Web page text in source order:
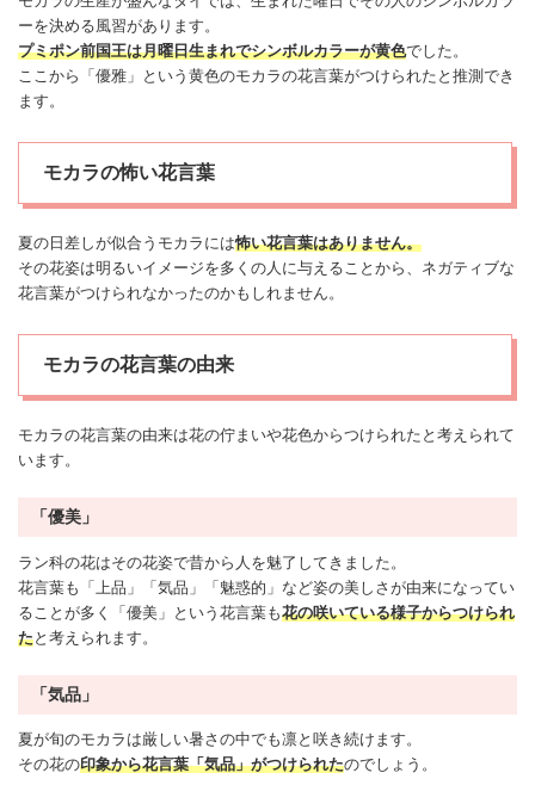
ーを決める風習があります。
プミポン前国王は月曜日生まれでシンボルカラーが黄色でした。
ここから「優雅」という黄色のモカラの花言葉がつけられたと推測でき
ます。
モカラの怖い花言葉
夏の日差しが似合うモカラには怖い花言葉はありません。
その花姿は明るいイメージを多くの人に与えることから、ネガティブな
花言葉がつけられなかったのかもしれません。
モカラの花言葉の由来
モカラの花言葉の由来は花の佇まいや花色からつけられたと考えられて
います。
「優美」
ラン科の花はその花姿で昔から人を魅了してきました。
花言葉も「上品」「気品」「魅惑的」など姿の美しさが由来になってい
ることが多く「優美」という花言葉も花の咲いている様子からつけられ
たと考えられます。
「気品」
夏が旬のモカラは厳しい暑さの中でも凛と咲き続けます。
その花の印象から花言葉「気品」がつけられたのでしょう。